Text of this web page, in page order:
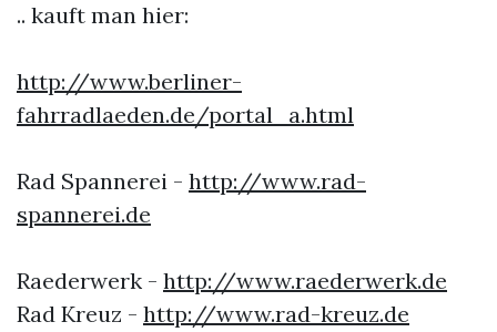
.. kauft man hier:
http://www.berliner-
fahrradlaeden.de/portal_a.html
Rad Spannerei - http://www.rad-
spannerei.de
Raederwerk - http://www.raederwerk.de
Rad Kreuz - http://www.rad-kreuz.de